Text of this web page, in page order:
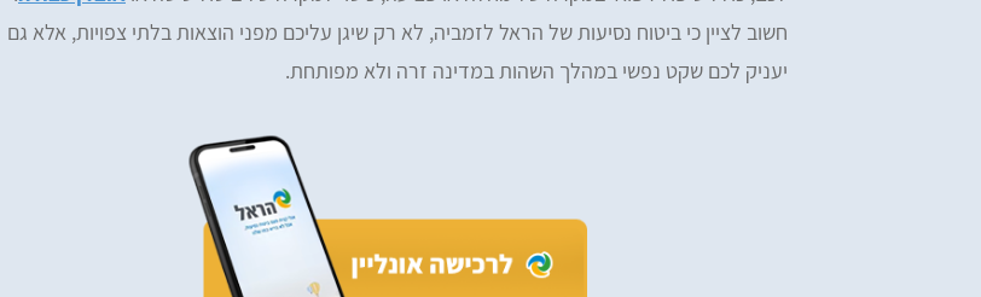
חשוב לציין כי ביטוח נסיעות של הראל לזמביה, לא רק שיגן עליכם מפני הוצאות בלתי צפויות, אלא גם
יעניק לכם שקט נפשי במהלך השהות במדינה זרה ולא מפותחת.
אלופים! ממליצה בחום על הרפליי, מקצועיים
ושירותיים ברמה גבוה!
מעולים, רכשתי ביטוח הראל דרכם והיה נוח